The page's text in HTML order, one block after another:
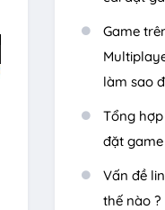
Game
làm sao
Tổng
đặt game
Vấn đề
thế nào ?